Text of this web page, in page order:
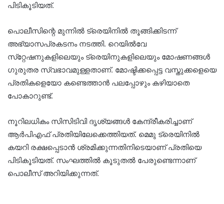
പിടികൂടിയത്.
പൊലീസിന്റെ മുന്നിൽ ട്രെയിനിൽ തൂങ്ങിക്കിടന്ന്
അഭ്യാസപ്രകടനം നടത്തി. റെയിൽവേ
സ്‌റ്റേഷനുകളിലെയും ട്രെയിനുകളിലെയും മോഷണങ്ങൾ
ഗുരുതര സ്വഭാവമുള്ളതാണ്. മോഷ്ടിക്കപ്പെട്ട വസ്തുക്കളെയെ
പ്രതികളെയോ കണ്ടെത്താൻ പലപ്പോഴും കഴിയാതെ
പോകാറുണ്ട്.
നൂറിലധികം സിസിടിവി ദൃശ്യങ്ങൾ കേന്ദ്രീകരിച്ചാണ്
ആർപിഎഫ് പ്രതിയിലേക്കെത്തിയത്. മെമു ട്രെയിനിൽ
കയറി രക്ഷപ്പെടാൻ ശ്രമിക്കുന്നതിനിടെയാണ് പ്രതിയെ
പിടികൂടിയത്. സംഘത്തിൽ കൂടുതൽ‌ പേരുണ്ടെന്നാണ്
പൊലീസ് അറിയിക്കുന്നത്.